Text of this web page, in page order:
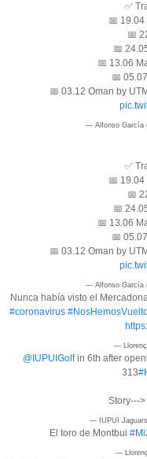
✅
📅
📅
📅
📅 13.06
📅
📅 03.12 Oman by
— Alfonso García
✅
📅
📅
📅
📅 13.06
📅
📅 03.12 Oman by
— Alfonso García
Nunca había visto el
#coronavirus
— Llorenç
@IUPUIGolfin 6th after
313
Story--->
— IUPUI
El toro de Montbui
—